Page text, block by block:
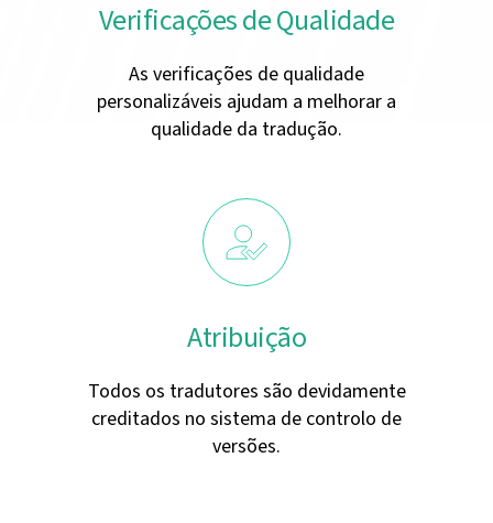
Verificações de Qualidade
As verificações de qualidade
personalizáveis ajudam a melhorar a
qualidade da tradução.
Atribuição
Todos os tradutores são devidamente
creditados no sistema de controlo de
versões.